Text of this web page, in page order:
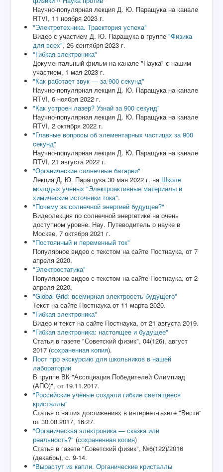
Научно-популярная лекция Д. Ю. Паращука на канале
RTVI, 11 ноября 2023 г.
"Электротехника. Траектория успеха"
Видео с участием Д. Ю. Паращука в группе "Физика
для всех", 26 сентября 2023 г.
"Гибкая электроника"
Документальный фильм на канале "Наука" с нашим
участием, 1 мая 2023 г.
"Как работает звук — за 900 секунд"
Научно-популярная лекция Д. Ю. Паращука на канале
RTVI, 6 ноября 2022 г.
"Как устроен лазер? Узнай за 900 секунд"
Научно-популярная лекция Д. Ю. Паращука на канале
RTVI, 2 октября 2022 г.
"Главные вопросы об элементарных частицах за 900
секунд"
Научно-популярная лекция Д. Ю. Паращука на канале
RTVI, 21 августа 2022 г.
"Органические солнечные батареи"
Лекция Д. Ю. Паращука 30 мая 2022 г. на Школе
молодых ученых "Электроактивные материалы и
химические источники тока".
"Почему за солнечной энергией будущее?"
Видеолекция по солнечной энергетике на очень
доступном уровне. Нау. Путеводитель о науке в
Москве, 7 октября 2021 г.
"Постоянный и переменный ток"
Популярное видео с текстом на сайте Постнаука, от 7
апреля 2020.
"Электростатика"
Популярное видео с текстом на сайте Постнаука, от 2
апреля 2020.
"Global Grid: всемирная электросеть будущего"
Текст на сайте Постнаука от 11 марта 2020.
"Гибкая электроника"
Видео и текст на сайте Постнаука, от 21 августа 2019.
"Гибкая электроника: настоящее и будущее"
Статья в газете "Советский физик", 04(126), август
2017 (сохраненная копия).
Пост про экскурсию для школьников в нашей
лаборатории
В группе ВК "Ассоциация Победителей Олимпиад
(АПО)", от 19.11.2017.
"Российские учёные создали гибкие светящиеся
кристаллы"
Статья о наших достижениях в интернет-газете "Вести"
от 30.08.2017, 16:27.
"Органическая электроника — сказка или
реальность?" (сохраненная копия)
Статья в газете "Советский физик", №6(122)/2016
(декабрь), с. 9-14.
"Вырастут из капли. Органические кристаллы